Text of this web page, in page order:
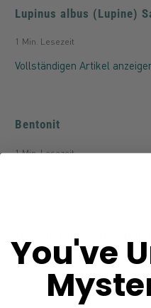
Lupinus albus (Lupine)
1 Min. Lesezeit
Vollständigen Artikel
Bentonit
1 Min. Lesezeit
Tocopherolacetat
1 Min. Lesezeit
Vollständigen Artikel
You've